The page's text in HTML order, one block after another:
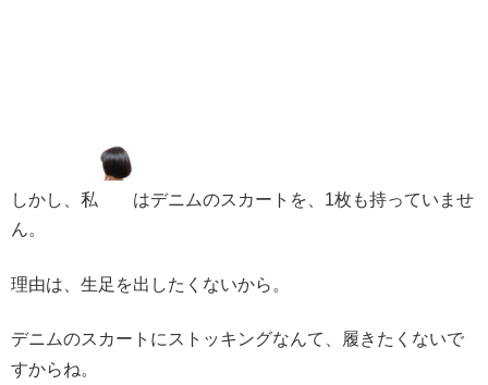
しかし、私
はデニムのスカートを、1枚も持っていませ
ん。
理由は、生足を出したくないから。
デニムのスカートにストッキングなんて、履きたくないで
すからね。